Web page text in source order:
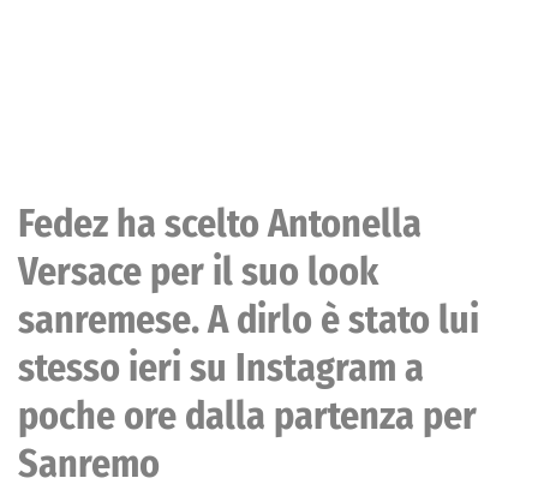
Fedez ha scelto Antonella
Versace per il suo look
sanremese. A dirlo è stato lui
stesso ieri su Instagram a
poche ore dalla partenza per
Sanremo